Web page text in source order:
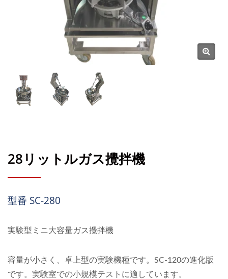
28リットルガス攪拌機
型番 SC-280
実験型ミニ大容量ガス攪拌機
容量が小さく、卓上型の実験機種です。SC-120の進化版
です。実験室での小規模テストに適しています。